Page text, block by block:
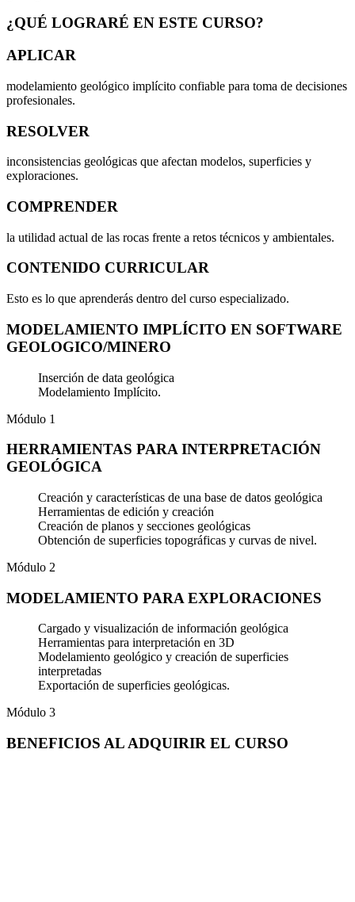
¿QUÉ LOGRARÉ EN ESTE CURSO?
APLICAR
modelamiento geológico implícito confiable para toma de decisiones
profesionales.
RESOLVER
inconsistencias geológicas que afectan modelos, superficies y
exploraciones.
COMPRENDER
la utilidad actual de las rocas frente a retos técnicos y ambientales.
CONTENIDO CURRICULAR
Esto es lo que aprenderás dentro del curso especializado.
MODELAMIENTO IMPLÍCITO EN SOFTWARE
GEOLOGICO/MINERO
Inserción de data geológica
Modelamiento Implícito.
Módulo 1
HERRAMIENTAS PARA INTERPRETACIÓN
GEOLÓGICA
Creación y características de una base de datos geológica
Herramientas de edición y creación
Creación de planos y secciones geológicas
Obtención de superficies topográficas y curvas de nivel.
Módulo 2
MODELAMIENTO PARA EXPLORACIONES
Cargado y visualización de información geológica
Herramientas para interpretación en 3D
Modelamiento geológico y creación de superficies
interpretadas
Exportación de superficies geológicas.
Módulo 3
BENEFICIOS AL ADQUIRIR EL CURSO